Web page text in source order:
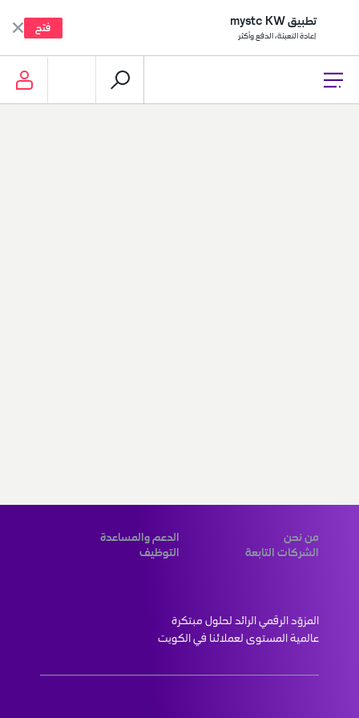
تطبيق mystc KW
إعادة التعبئة، الدفع وأكثر
فتح
من نحن
الدعم والمساعدة
الشركات التابعة
التوظيف
عالمية المستوى لعملائنا في الكويت